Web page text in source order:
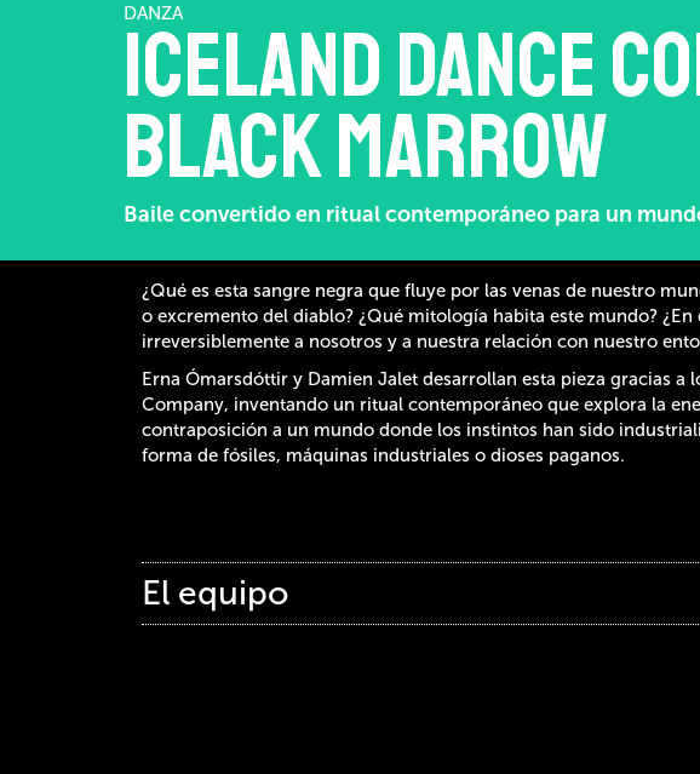
DANZA
Iceland Dance
Black Marrow
Baile convertido en ritual contemporáneo para un
¿Qué es esta sangre negra que fluye por las venas de nuestro
o excremento del diablo? ¿Qué mitología habita este mundo? ¿En
irreversiblemente a nosotros y a nuestra relación con nuestro
Erna Ómarsdóttir y Damien Jalet desarrollan esta pieza gracias a
Company, inventando un ritual contemporáneo que explora la
contraposición a un mundo donde los instintos han sido
forma de fósiles, máquinas industriales o dioses paganos.
El equipo